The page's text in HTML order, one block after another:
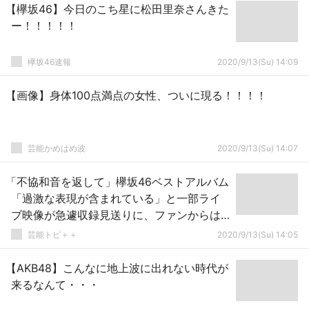
【欅坂46】今日のこち星に松田里奈さんきた
ー！！！！！
欅坂46速報 2020/9/13(Su) 14:09
【画像】身体100点満点の女性、ついに現る！！！！
芸能かめはめ波 2020/9/13(Su) 14:07
「不協和音を返して」欅坂46ベストアルバム
「過激な表現が含まれている」と一部ライ
ブ映像が急遽収録見送りに、ファンからは
悲鳴上がる
芸能トピ＋＋ 2020/9/13(Su) 14:05
【AKB48】こんなに地上波に出れない時代が
来るなんて・・・